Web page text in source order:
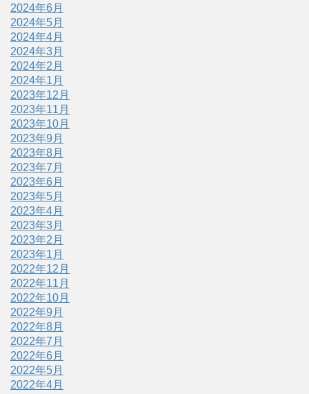
2024年6月
2024年5月
2024年4月
2024年3月
2024年2月
2024年1月
2023年12月
2023年11月
2023年10月
2023年9月
2023年8月
2023年7月
2023年6月
2023年5月
2023年4月
2023年3月
2023年2月
2023年1月
2022年12月
2022年11月
2022年10月
2022年9月
2022年8月
2022年7月
2022年6月
2022年5月
2022年4月